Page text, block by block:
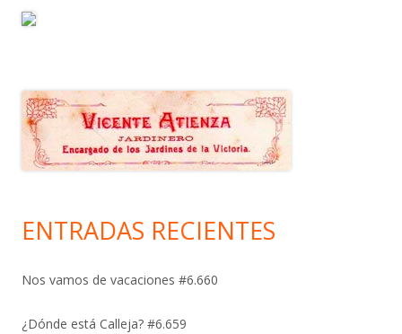
ENTRADAS RECIENTES
Nos vamos de vacaciones #6.660
¿Dónde está Calleja? #6.659